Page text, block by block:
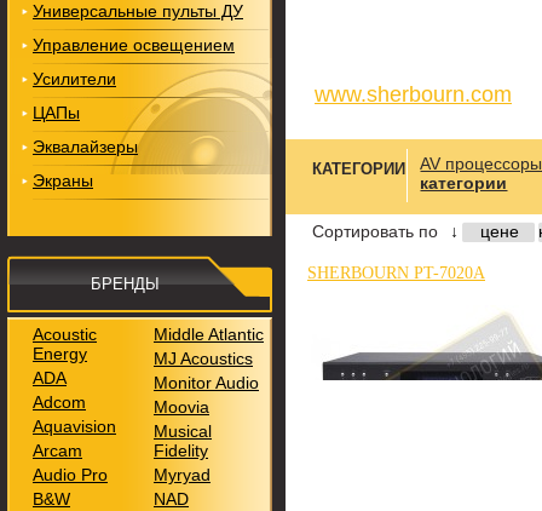
www.sherbourn.com
КАТЕГОРИИ
AV процессоры
категории
Сортировать по ↓ цене
SHERBOURN PT-7020A
Универсальные пульты ДУ
Управление освещением
Усилители
ЦАПы
Эквалайзеры
Экраны
БРЕНДЫ
Acoustic
Energy
ADA
Adcom
Aquavision
Arcam
Audio Pro
B&W
Middle Atlantic
MJ Acoustics
Monitor Audio
Moovia
Musical
Fidelity
Myryad
NAD